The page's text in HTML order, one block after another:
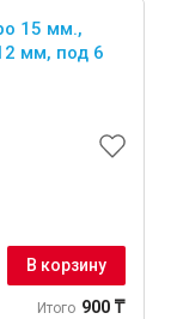
15 мм.,
мм, под 6
В корзину
Итого 900 ₸